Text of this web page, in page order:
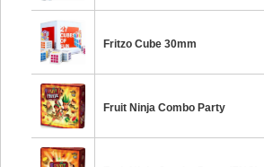
Fritzo Cube 30mm
Fruit Ninja Combo Party